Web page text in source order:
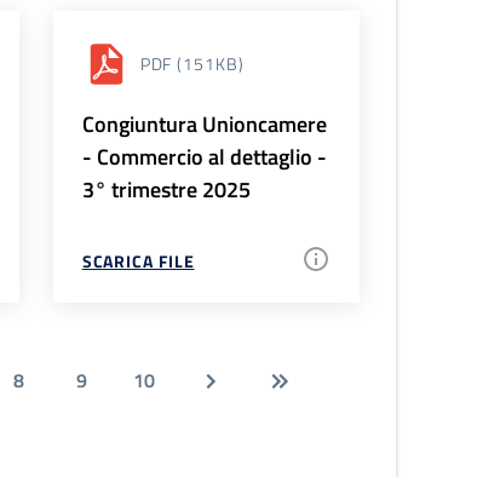
PDF (151KB)
Congiuntura Unioncamere
- Commercio al dettaglio -
3° trimestre 2025
SCARICA FILE
8 9 10